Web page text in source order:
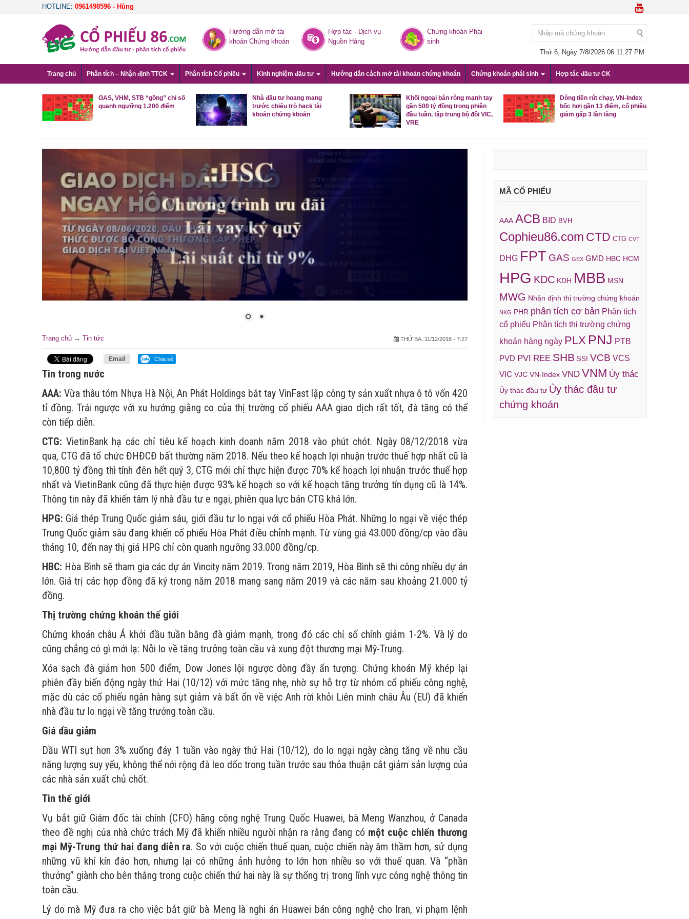
HOTLINE: 0961498596 - Hùng
Hướng dẫn mở tài
khoản Chứng khoán
Hợp tác - Dịch vụ
Nguồn Hàng
Chứng khoán Phái
sinh
Thứ 6, Ngày 7/8/2026 06:11:28 PM
Trang chủ Phân tích – Nhận định TTCK Phân tích Cổ phiếu Kinh nghiệm đầu tư Hướng dẫn cách mở tài khoản chứng khoán Chứng khoán phái sinh Hợp tác đầu tư CK
GAS, VHM, STB “gồng” chỉ số
quanh ngưỡng 1.200 điểm
Nhà đầu tư hoang mang
trước chiêu trò hack tài
khoản chứng khoán
Khối ngoại bán ròng mạnh tay
gần 500 tỷ đồng trong phiên
đầu tuần, tập trung bộ đôi VIC,
VRE
Dòng tiền rút chạy, VN-Index
bốc hơi gần 13 điểm, cổ phiếu
giảm gấp 3 lần tăng
Trang chủ → Tin tức THỨ BA, 11/12/2018 - 7:27
Email Chia sẻ
Tin trong nước
AAA: Vừa thâu tóm Nhựa Hà Nội, An Phát Holdings bắt tay VinFast lập công ty sản xuất nhựa ô tô vốn 420
tỉ đồng. Trái ngược với xu hướng giằng co của thị trường cổ phiếu AAA giao dịch rất tốt, đà tăng có thể
còn tiếp diễn.
CTG: VietinBank hạ các chỉ tiêu kế hoạch kinh doanh năm 2018 vào phút chót. Ngày 08/12/2018 vừa
qua, CTG đã tổ chức ĐHĐCĐ bất thường năm 2018. Nếu theo kế hoạch lợi nhuận trước thuế hợp nhất cũ là
10,800 tỷ đồng thì tính đên hết quý 3, CTG mới chỉ thực hiện được 70% kế hoạch lợi nhuận trước thuế hợp
nhất và VietinBank cũng đã thực hiện được 93% kế hoạch so với kế hoạch tăng trưởng tín dụng cũ là 14%.
Thông tin này đã khiến tâm lý nhà đầu tư e ngại, phiên qua lực bán CTG khá lớn.
HPG: Giá thép Trung Quốc giảm sâu, giới đầu tư lo ngại với cổ phiếu Hòa Phát. Những lo ngại về việc thép
Trung Quốc giảm sâu đang khiến cổ phiếu Hòa Phát điều chỉnh mạnh. Từ vùng giá 43.000 đồng/cp vào đầu
tháng 10, đến nay thị giá HPG chỉ còn quanh ngưỡng 33.000 đồng/cp.
HBC: Hòa Bình sẽ tham gia các dự án Vincity năm 2019. Trong năm 2019, Hòa Bình sẽ thi công nhiều dự án
lớn. Giá trị các hợp đồng đã ký trong năm 2018 mang sang năm 2019 và các năm sau khoảng 21.000 tỷ
đồng.
Thị trường chứng khoán thế giới
Chứng khoán châu Á khởi đầu tuần bằng đà giảm mạnh, trong đó các chỉ số chính giảm 1-2%. Và lý do
cũng chẳng có gì mới lạ: Nỗi lo về tăng trưởng toàn cầu và xung đột thương mại Mỹ-Trung.
Xóa sạch đà giảm hơn 500 điểm, Dow Jones lội ngược dòng đầy ấn tượng. Chứng khoán Mỹ khép lại
phiên đầy biến động ngày thứ Hai (10/12) với mức tăng nhẹ, nhờ sự hỗ trợ từ nhóm cổ phiếu công nghệ,
mặc dù các cổ phiếu ngân hàng sụt giảm và bất ổn về việc Anh rời khỏi Liên minh châu Âu (EU) đã khiến
nhà đầu tư lo ngại về tăng trưởng toàn cầu.
Giá dầu giảm
Dầu WTI sụt hơn 3% xuống đáy 1 tuần vào ngày thứ Hai (10/12), do lo ngại ngày càng tăng về nhu cầu
năng lượng suy yếu, không thể nới rộng đà leo dốc trong tuần trước sau thỏa thuận cắt giảm sản lượng của
các nhà sản xuất chủ chốt.
Tin thế giới
Vụ bắt giữ Giám đốc tài chính (CFO) hãng công nghệ Trung Quốc Huawei, bà Meng Wanzhou, ở Canada
theo đề nghị của nhà chức trách Mỹ đã khiến nhiều người nhận ra rằng đang có một cuộc chiến thương
mại Mỹ-Trung thứ hai đang diễn ra. So với cuộc chiến thuế quan, cuộc chiến này âm thầm hơn, sử dụng
những vũ khí kín đáo hơn, nhưng lại có những ảnh hưởng to lớn hơn nhiều so với thuế quan. Và “phần
thưởng” giành cho bên thắng trong cuộc chiến thứ hai này là sự thống trị trong lĩnh vực công nghệ thông tin
toàn cầu.
Lý do mà Mỹ đưa ra cho việc bắt giữ bà Meng là nghi án Huawei bán công nghệ cho Iran, vi phạm lệnh
MÃ CỔ PHIẾU
AAA ACB BID BVH
Cophieu86.com CTD CTG CVT
DHG FPT GAS GEX GMD HBC HCM
HPG KDC KDH MBB MSN
MWG Nhận định thị trường chứng khoán
NKG PHR phân tích cơ bản Phân tích
cổ phiếu Phân tích thị trường chứng
khoán hàng ngày PLX PNJ PTB
PVD PVI REE SHB SSI VCB VCS
VIC VJC VN-Index VND VNM Ủy thác
Ủy thác đầu tư Ủy thác đầu tư
chứng khoán